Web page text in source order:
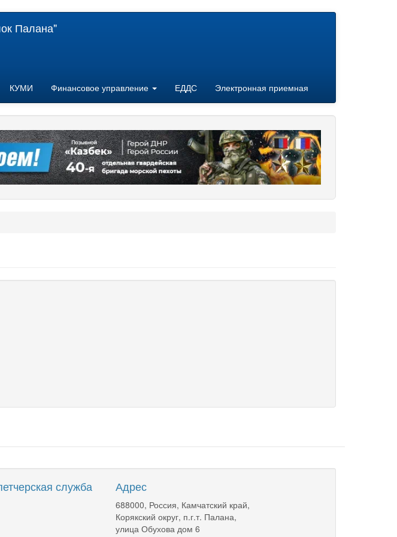
Палана"
КУМИ Финансовое управление ЕДДС Электронная приемная
служба Адрес
688000, Россия, Камчатский край,
Корякский округ, п.г.т. Палана,
улица Обухова дом 6